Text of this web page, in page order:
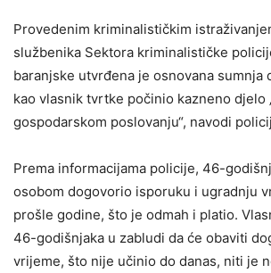
Provedenim kriminalističkim
službenika Sektora kriminalističke
baranjske utvrđena je osnovana sumnja
kao vlasnik tvrtke počinio kazneno djelo
gospodarskom poslovanju“, navodi
Prema informacijama policije, 46-
osobom dogovorio isporuku i ugradnju
prošle godine, što je odmah i platio.
46-godišnjaka u zabludi da će obaviti
vrijeme, što nije učinio do danas, niti je